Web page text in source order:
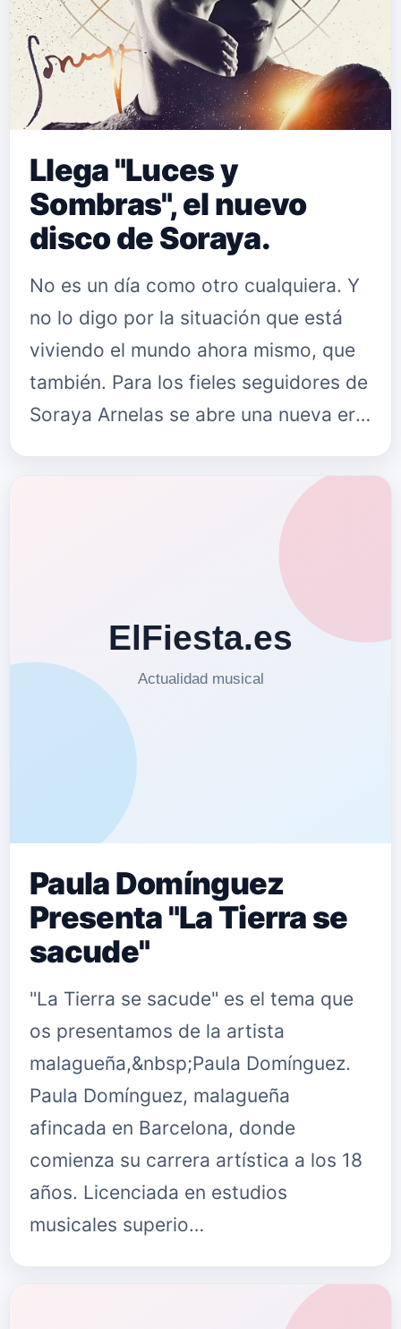
Llega "Luces y
Sombras", el nuevo
disco de Soraya.
No es un día como otro cualquiera. Y
no lo digo por la situación que está
viviendo el mundo ahora mismo, que
también. Para los fieles seguidores de
Soraya Arnelas se abre una nueva era,
Paula Domínguez
Presenta "La Tierra se
sacude"
"La Tierra se sacude" es el tema que
os presentamos de la artista
malagueña,&nbsp;Paula Domínguez.
Paula Domínguez, malagueña
afincada en Barcelona, donde
comienza su carrera artística a los 18
años. Licenciada en estudios
musicales superio…